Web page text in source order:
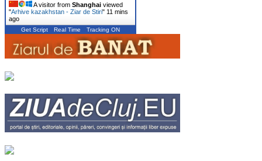
A visitor from Shanghai viewed
"Arhive kazakhstan - Ziar de Stiri" 11 mins
ago
Get Script Real Time Tracking ON